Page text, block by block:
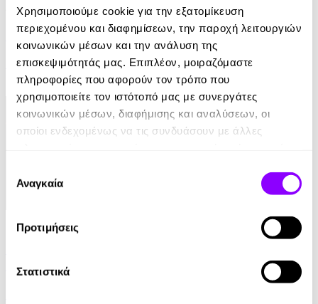
Χρησιμοποιούμε cookie για την εξατομίκευση
περιεχομένου και διαφημίσεων, την παροχή λειτουργιών
κοινωνικών μέσων και την ανάλυση της
επισκεψιμότητάς μας. Επιπλέον, μοιραζόμαστε
πληροφορίες που αφορούν τον τρόπο που
χρησιμοποιείτε τον ιστότοπό μας με συνεργάτες
κοινωνικών μέσων, διαφήμισης και αναλύσεων, οι
οποίοι ενδεχομένως να τις συνδυάσουν με άλλες
των υπηρεσιών τους.
συγκατάθεσης
Αναγκαία
Προτιμήσεις
Στατιστικά
Audiobook • 1 Credit
Σι Λόντε-Το Κορίτσι που Βρήκε τη Μουσική
Μίλτος Πιστώφ
5.00€
eBook
παγίδα της μοτσαρέλας